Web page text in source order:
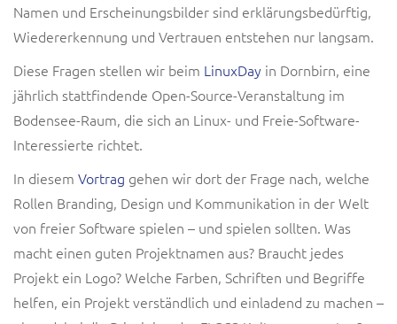
Namen und Erscheinungsbilder sind erklärungsbedürftig,
Wiedererkennung und Vertrauen entstehen nur langsam.
Diese Fragen stellen wir beim LinuxDay in Dornbirn, eine
jährlich stattfindende Open-Source-Veranstaltung im
Bodensee-Raum, die sich an Linux- und Freie-Software-
Interessierte richtet.
In diesem Vortrag gehen wir dort der Frage nach, welche
Rollen Branding, Design und Kommunikation in der Welt
von freier Software spielen – und spielen sollten. Was
macht einen guten Projektnamen aus? Braucht jedes
Projekt ein Logo? Welche Farben, Schriften und Begriffe
helfen, ein Projekt verständlich und einladend zu machen –